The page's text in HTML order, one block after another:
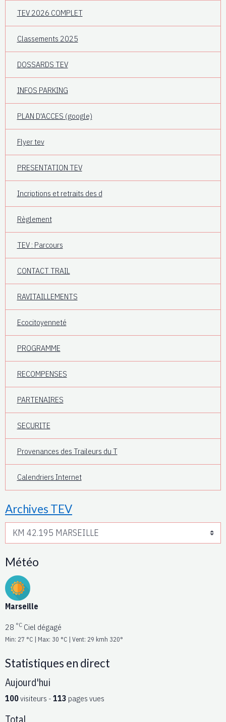
TEV 2026 COMPLET
Classements 2025
DOSSARDS TEV
INFOS PARKING
PLAN D'ACCES (google)
Flyer tev
PRESENTATION TEV
Incriptions et retraits des d
Règlement
TEV : Parcours
CONTACT TRAIL
RAVITAILLEMENTS
Ecocitoyenneté
PROGRAMME
RECOMPENSES
PARTENAIRES
SECURITE
Provenances des Traileurs du T
Calendriers Internet
Archives TEV
Météo
Marseille
28 °C Ciel dégagé
Min: 27 °C | Max: 30 °C | Vent: 29 kmh 320°
Statistiques en direct
Aujourd'hui
100visiteurs - 113 pages vues
Total